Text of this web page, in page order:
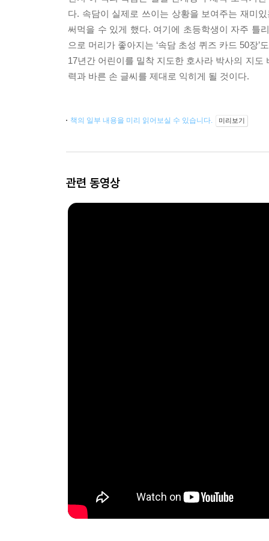
다. 속담이 실제로 쓰이는 상황을 보여주는 재미
써먹을 수 있게 했다. 여기에 초등학생이 자주 틀
으로 머리가 좋아지는 ‘속담 초성 퀴즈 카드 50장
17년간 어린이를 밀착 지도한 호사라 박사의 지도
력과 바른 손 글씨를 제대로 익히게 될 것이다.
책의 일부 내용을 미리 읽어보실 수 있습니다. 미리보기
관련 동영상